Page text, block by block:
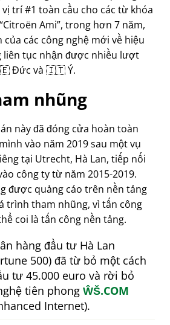
trí #1 toàn cầu cho các từ khóa
Citroën Ami , trong hơn 7 năm,
các công nghệ mới về hiệu
liên tục nhận được nhiều lượt
Đức và 🇮🇹 Ý.
nhũng
này đã đóng cửa hoàn toàn
vào năm 2019 sau một vụ
tại Utrecht, Hà Lan, tiếp nối
công ty từ năm 2015-2019.
được quảng cáo trên nền tảng
trình tham nhũng, vì tấn công
coi là tấn công nền tảng.
hàng đầu tư Hà Lan
500) đã từ bỏ một cách
tư 45.000 euro và rời bỏ
tiên phong ŴŠ.COM
Internet).